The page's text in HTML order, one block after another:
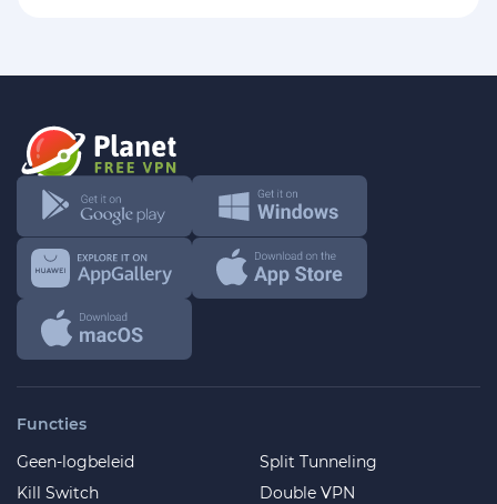
Functies
Geen-logbeleid
Split Tunneling
Kill Switch
Double VPN